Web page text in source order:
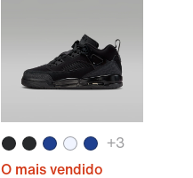
+3
O mais vendido